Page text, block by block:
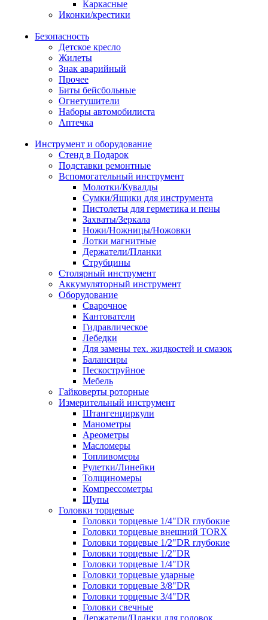
Каркасные
Иконки/крестики
Безопасность
Детское кресло
Жилеты
Знак аварийный
Прочее
Биты бейсбольные
Огнетушители
Наборы автомобилиста
Аптечка
Инструмент и оборудование
Стенд в Подарок
Подставки ремонтные
Вспомогательный инструмент
Молотки/Кувалды
Сумки/Ящики для инструмента
Пистолеты для герметика и пены
Захваты/Зеркала
Ножи/Ножницы/Ножовки
Лотки магнитные
Держатели/Планки
Струбцины
Столярный инструмент
Аккумуляторный инструмент
Оборудование
Сварочное
Кантователи
Гидравлическое
Лебедки
Для замены тех. жидкостей и смазок
Балансиры
Пескоструйное
Мебель
Гайковерты роторные
Измерительный инструмент
Штангенциркули
Манометры
Ареометры
Масломеры
Топливомеры
Рулетки/Линейки
Толщиномеры
Компрессометры
Щупы
Головки торцевые
Головки торцевые 1/4"DR глубокие
Головки торцевые внешний TORX
Головки торцевые 1/2"DR глубокие
Головки торцевые 1/2"DR
Головки торцевые 1/4"DR
Головки торцевые ударные
Головки торцевые 3/8"DR
Головки торцевые 3/4"DR
Головки свечные
Держатели/Планки для головок